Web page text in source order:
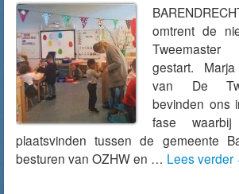
omtrent de
gestart.
van De
bevinden ons
fase
plaatsvinden tussen de gemeente
besturen van OZHW en … Lees verder